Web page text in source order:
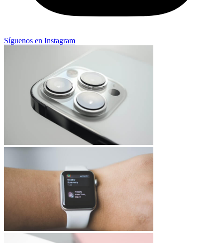
Síguenos en Instagram